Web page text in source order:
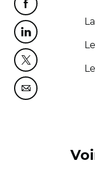
Partager cette
Partager cette
Partager cette
Partager cette